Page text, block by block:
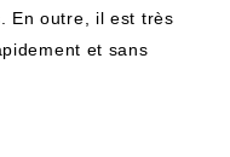
En outre, il est très
et sans